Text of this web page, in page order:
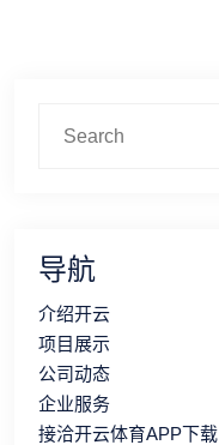
导航
介绍开云
项目展示
公司动态
企业服务
接洽开云体育APP下载